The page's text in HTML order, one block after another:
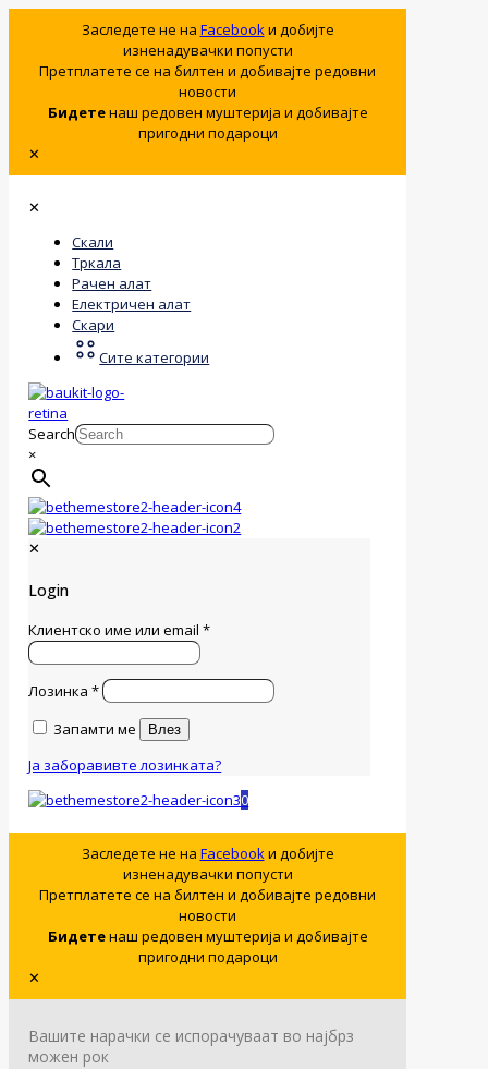
Заследете не на Facebookи добијте
изненадувачки попусти
Претплатете се на билтен и добивајте редовни
новости
Бидетенаш редовен муштерија и добивајте
пригодни подароци
✕
✕
Скали
Тркала
Рачен алат
Електричен алат
Скари
Сите категории
Search
×
✕
Login
Клиентско име или email*
Лозинка*
Запамти ме
Влез
Ја заборавивте лозинката?
0
Заследете не на Facebookи добијте
изненадувачки попусти
Претплатете се на билтен и добивајте редовни
новости
Бидетенаш редовен муштерија и добивајте
пригодни подароци
✕
Вашите нарачки се испорачуваат во најбрз
можен рок